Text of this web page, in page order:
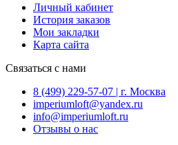
Личный кабинет
История заказов
Мои закладки
Карта сайта
Связаться с нами
8 (499) 229-57-07 | г. Москва
imperiumloft@yandex.ru
info@imperiumloft.ru
Отзывы о нас